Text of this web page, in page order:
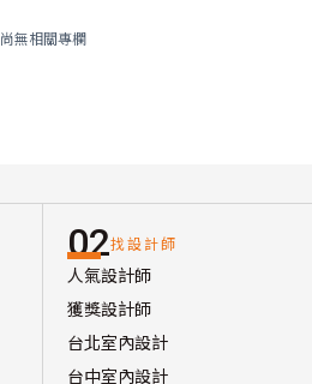
尚無相關專欄
02找設計師
人氣設計師
獲獎設計師
台北室內設計
台中室內設計